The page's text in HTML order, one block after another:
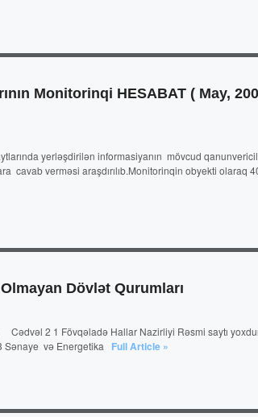
Monitorinqi HESABAT ( May,
yerləşdirilən informasiyanın mövcud
cavab verməsi araşdırılıb.Monitorinqin obyekti olaraq
Dövlət Qurumları
2 1 Fövqəladə Hallar Nazirliyi Rəsmi saytı
Sənaye və Energetika Full Article »